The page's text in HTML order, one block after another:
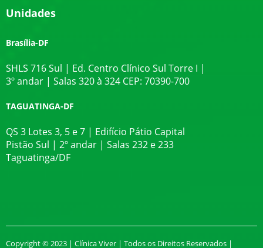
Unidades
Brasília-DF
SHLS 716 Sul | Ed. Centro Clínico Sul Torre I |
3º andar | Salas 320 à 324 CEP: 70390-700
TAGUATINGA-DF
QS 3 Lotes 3, 5 e 7 | Edifício Pátio Capital
Pistão Sul | 2º andar | Salas 232 e 233
Taguatinga/DF
Copyright © 2023 | Clínica Viver | Todos os Direitos Reservados |